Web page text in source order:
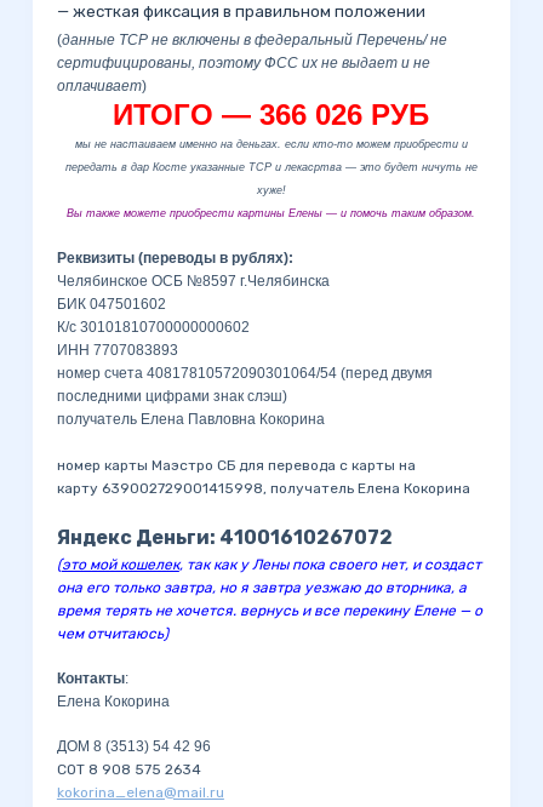
— жесткая фиксация в правильном положении
(данные ТСР не включены в федеральный Перечень/ не
сертифицированы, поэтому ФСС их не выдает и не
оплачивает)
ИТОГО — 366 026 РУБ
мы не настаиваем именно на деньгах. если кто-то можем приобрести и
передать в дар Косте указанные ТСР и лекасртва — это будет ничуть не
хуже!
Вы также можете приобрести картины Елены — и помочь таким образом.
Реквизиты (переводы в рублях):
Челябинское ОСБ №8597 г.Челябинска
БИК 047501602
К/с 30101810700000000602
ИНН 7707083893
номер счета 40817810572090301064/54 (перед двумя
последними цифрами знак слэш)
получатель Елена Павловна Кокорина
номер карты Маэстро СБ для перевода с карты на
карту 639002729001415998, получатель Елена Кокорина
Яндекс Деньги: 41001610267072
(это мой кошелек, так как у Лены пока своего нет, и создаст
она его только завтра, но я завтра уезжаю до вторника, а
время терять не хочется. вернусь и все перекину Елене — о
чем отчитаюсь)
Контакты:
Елена Кокорина
ДОМ 8 (3513) 54 42 96
СОТ 8 908 575 2634
kokorina_elena@mail.ru